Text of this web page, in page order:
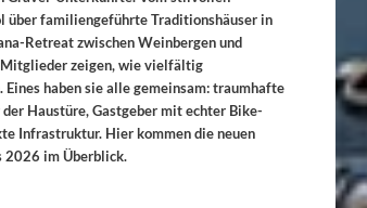
über familiengeführte Traditionshäuser in
Retreat zwischen Weinbergen und
Mitglieder zeigen, wie vielfältig
haben sie alle gemeinsam: traumhafte
Haustüre, Gastgeber mit echter Bike-
Infrastruktur. Hier kommen die neuen
2026 im Überblick.